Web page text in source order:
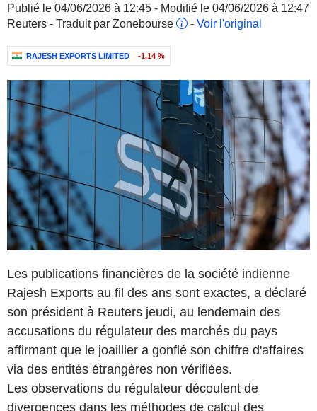
Publié le 04/06/2026 à 12:45 - Modifié le 04/06/2026 à 12:47
Reuters - Traduit par Zonebourse
- Voir l'original
RAJESH EXPORTS LIMITED -1,14 %
Les publications financières de la société indienne
Rajesh Exports au fil des ans sont exactes, a déclaré
son président à Reuters jeudi, au lendemain des
accusations du régulateur des marchés du pays
affirmant que le joaillier a gonflé son chiffre d'affaires
via des entités étrangères non vérifiées.
Les observations du régulateur découlent de
divergences dans les méthodes de calcul des